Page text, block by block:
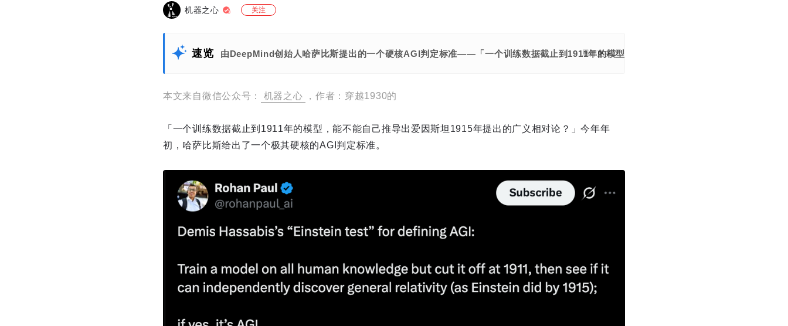
机器之心 关注
速览 由DeepMind创始人哈萨比斯提出的一个硬核AGI判定标准——「一个训练数据截止到1911年的模型，能否自己推导出爱因斯坦1915年提
展开更多
本文来自微信公众号： 机器之心 ，作者：穿越1930的
「一个训练数据截止到1911年的模型，能不能自己推导出爱因斯坦1915年提出的广义相对论？」今年年
初，哈萨比斯给出了一个极其硬核的AGI判定标准。